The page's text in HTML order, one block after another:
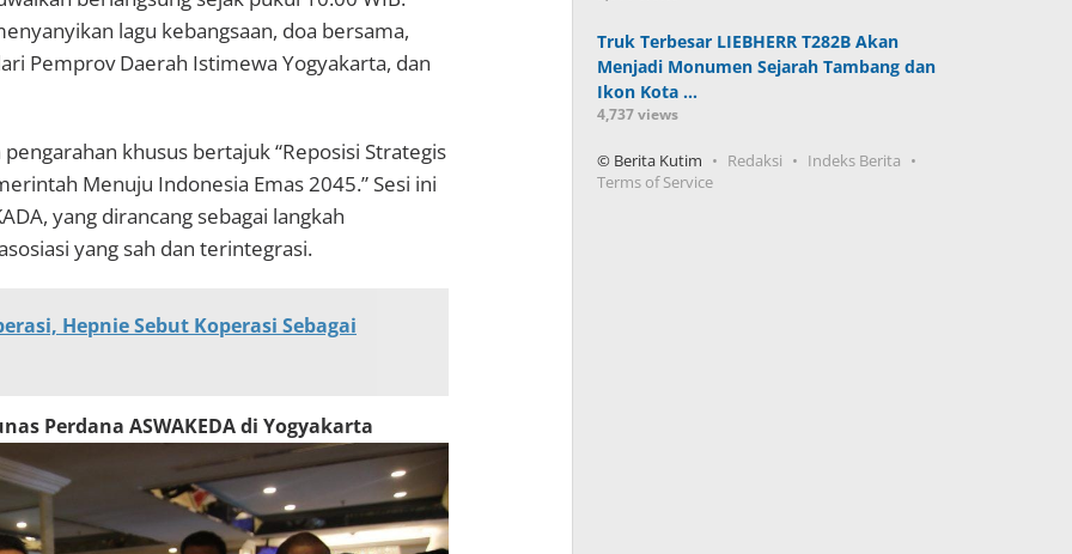
lagu kebangsaan, doa bersama,
Pemprov Daerah Istimewa Yogyakarta, dan
khusus bertajuk “Reposisi Strategis
Menuju Indonesia Emas 2045.” Sesi ini
yang dirancang sebagai langkah
yang sah dan terintegrasi.
Hepnie Sebut Koperasi Sebagai
Perdana ASWAKEDA di Yogyakarta
Truk Terbesar LIEBHERR T282B Akan
Menjadi Monumen Sejarah Tambang dan
Ikon Kota …
4,737 views
© Berita Kutim Redaksi
Indeks Berita
Terms of Service